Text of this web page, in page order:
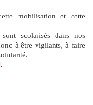
mobilisation et cette
scolarisés dans nos
à être vigilants, à faire
.